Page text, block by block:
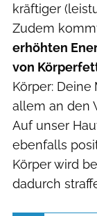
kräftiger
Zudem
erhöhten
von
Körper: Deine
allem an den
Auf unser
ebenfalls
Körper wird
dadurch